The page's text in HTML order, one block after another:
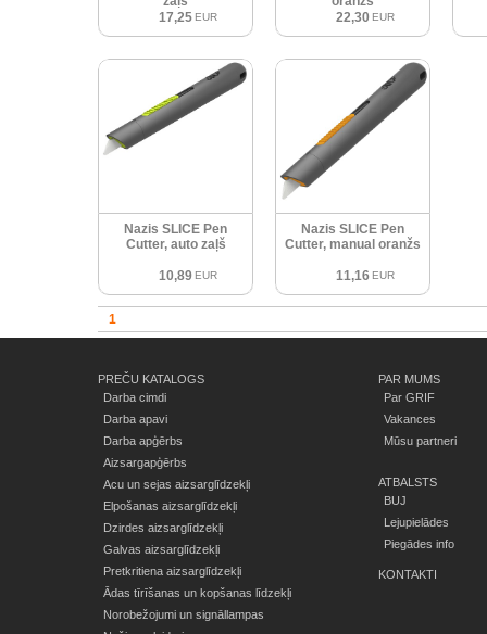
17,25 EUR
22,30 EUR
Nazis SLICE Pen
Cutter, auto zaļš
10,89 EUR
Nazis SLICE Pen
Cutter, manual oranžs
11,16 EUR
1
PREČU KATALOGS
Darba cimdi
Darba apavi
Darba apģērbs
Aizsargapģērbs
Acu un sejas aizsarglīdzekļi
Elpošanas aizsarglīdzekļi
Dzirdes aizsarglīdzekļi
Galvas aizsarglīdzekļi
Pretkritiena aizsarglīdzekļi
Ādas tīrīšanas un kopšanas līdzekļi
Norobežojumi un signāllampas
PAR MUMS
Par GRIF
Vakances
Mūsu partneri
ATBALSTS
BUJ
Lejupielādes
Piegādes info
KONTAKTI